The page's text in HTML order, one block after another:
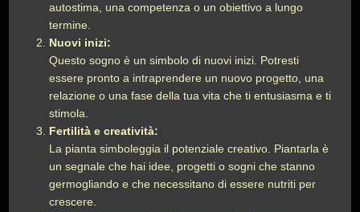
autostima, una competenza o un obiettivo a lungo
termine.
Nuovi inizi:
Questo sogno è un simbolo di nuovi inizi. Potresti
essere pronto a intraprendere un nuovo progetto, una
relazione o una fase della tua vita che ti entusiasma e ti
stimola.
Fertilità e creatività:
La pianta simboleggia il potenziale creativo. Piantarla è
un segnale che hai idee, progetti o sogni che stanno
germogliando e che necessitano di essere nutriti per
crescere.